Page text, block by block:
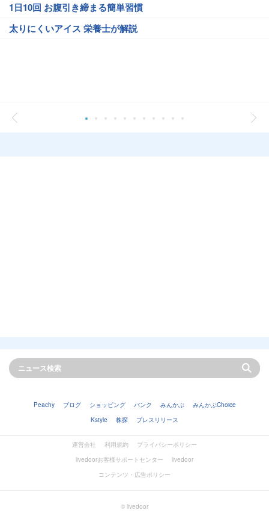
1日10回 お腹引き締まる簡単習慣
太りにくいアイス 栄養士が解説
Peachy ブログ ショッピング バンク みんかぶ
みんかぶChoice
Kstyle
株探 プレスリリース
運営会社 利用規約
プライバシーポリシー
livedoorお客様サポートセンター
livedoor
コンテンツ・広告ポリシー
© livedoor